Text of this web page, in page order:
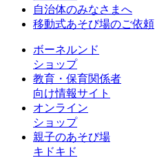
自治体のみなさまへ
移動式あそび場のご依頼
ボーネルンド
ショップ
教育・保育関係者
向け情報サイト
オンライン
ショップ
親子のあそび場
キドキド